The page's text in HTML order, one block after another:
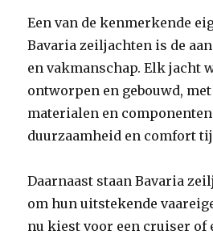
Een van de kenmerkende
Bavaria zeiljachten is de
en vakmanschap. Elk jacht
ontworpen en gebouwd,
materialen en
duurzaamheid en comfort
Daarnaast staan Bavaria
om hun uitstekende
nu kiest voor een cruiser of